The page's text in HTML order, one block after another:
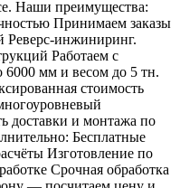
Наши преимущества:
Принимаем заказы
Реверс-инжиниринг.
Работаем с
мм и весом до 5 тн.
стоимость
доставки и монтажа по
Бесплатные
Изготовление по
Срочная обработка